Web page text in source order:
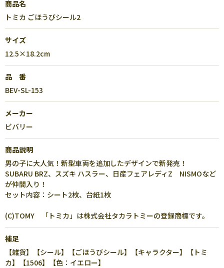
商品名
トミカ ごほうびシール2
サイズ
12.5×18.2cm
品 番
BEV-SL-153
メーカー
ビバリー
商品説明
男の子に大人気！新型車両を追加したデザインで新発売！
SUBARU BRZ、スズキ ハスラー、日産フェアレディZ NISMOなど
が仲間入り！
セット内容：シート2枚、台紙1枚
(C)TOMY 「トミカ」は株式会社タカラトミーの登録商標です。
補足
【雑貨】【シール】【ごほうびシール】【キャラクター】【トミ
カ】【1506】【色：イエロー】